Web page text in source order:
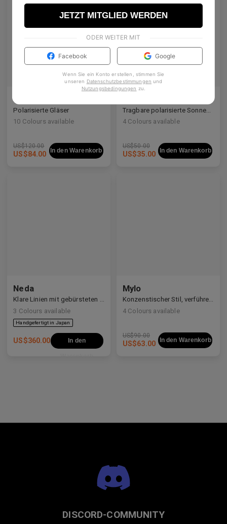
Melisha
Polarisierte Gläser
10 Colours available
US$120.00
US$84.00 In den Warenkorb
Tragbare polarisierte Sonnengläser
4 Colours available
US$50.00
US$35.00 In den Warenkorb
Neda
Klare Linien mit gebürsteten Details
3 Colours available
US$360.00 In den
Mylo
Konzenstischer Stil, verführerische Konstruktion
4 Colours available
US$90.00
US$63.00 In den Warenkorb
DISCORD-COMMUNITY
JETZT MITGLIED WERDEN
ODER WEITER MIT
Facebook Google
Wenn Sie ein Konto erstellen, stimmen Sie
unseren Datenschutzbestimmungen und
Nutzungsbedingungen zu.